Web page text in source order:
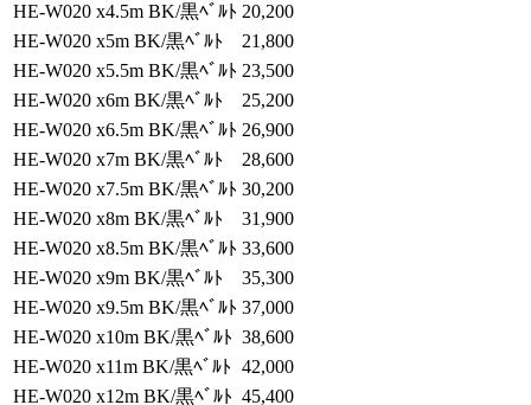
HE-W020 x4.5m BK/黒ﾍﾞﾙﾄ 20,200
HE-W020 x5m BK/黒ﾍﾞﾙﾄ
21,800
HE-W020 x5.5m BK/黒ﾍﾞﾙﾄ 23,500
HE-W020 x6m BK/黒ﾍﾞﾙﾄ
25,200
HE-W020 x6.5m BK/黒ﾍﾞﾙﾄ 26,900
HE-W020 x7m BK/黒ﾍﾞﾙﾄ
28,600
HE-W020 x7.5m BK/黒ﾍﾞﾙﾄ 30,200
HE-W020 x8m BK/黒ﾍﾞﾙﾄ
31,900
HE-W020 x8.5m BK/黒ﾍﾞﾙﾄ 33,600
HE-W020 x9m BK/黒ﾍﾞﾙﾄ
35,300
HE-W020 x9.5m BK/黒ﾍﾞﾙﾄ 37,000
HE-W020 x10m BK/黒ﾍﾞﾙﾄ 38,600
HE-W020 x11m BK/黒ﾍﾞﾙﾄ 42,000
HE-W020 x12m BK/黒ﾍﾞﾙﾄ 45,400